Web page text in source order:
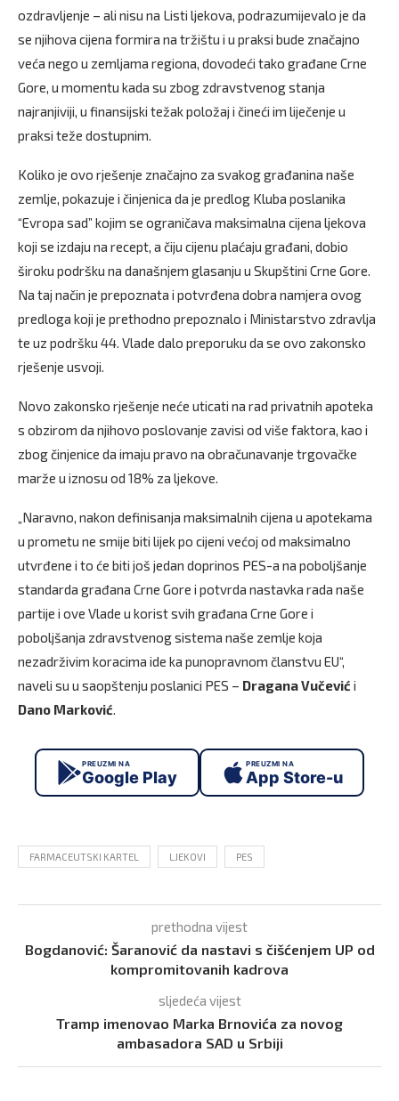
ozdravljenje – ali nisu na Listi ljekova, podrazumijevalo je da
se njihova cijena formira na tržištu i u praksi bude značajno
veća nego u zemljama regiona, dovodeći tako građane Crne
Gore, u momentu kada su zbog zdravstvenog stanja
najranjiviji, u finansijski težak položaj i čineći im liječenje u
praksi teže dostupnim.
Koliko je ovo rješenje značajno za svakog građanina naše
zemlje, pokazuje i činjenica da je predlog Kluba poslanika
“Evropa sad” kojim se ograničava maksimalna cijena ljekova
koji se izdaju na recept, a čiju cijenu plaćaju građani, dobio
široku podršku na današnjem glasanju u Skupštini Crne Gore.
Na taj način je prepoznata i potvrđena dobra namjera ovog
predloga koji je prethodno prepoznalo i Ministarstvo zdravlja
te uz podršku 44. Vlade dalo preporuku da se ovo zakonsko
rješenje usvoji.
Novo zakonsko rješenje neće uticati na rad privatnih apoteka
s obzirom da njihovo poslovanje zavisi od više faktora, kao i
zbog činjenice da imaju pravo na obračunavanje trgovačke
marže u iznosu od 18% za ljekove.
„Naravno, nakon definisanja maksimalnih cijena u apotekama
u prometu ne smije biti lijek po cijeni većoj od maksimalno
utvrđene i to će biti još jedan doprinos PES-a na poboljšanje
standarda građana Crne Gore i potvrda nastavka rada naše
partije i ove Vlade u korist svih građana Crne Gore i
poboljšanja zdravstvenog sistema naše zemlje koja
nezadrživim koracima ide ka punopravnom članstvu EU“,
naveli su u saopštenju poslanici PES – Dragana Vučević i
Dano Marković.
PREUZMI NA
Google Play
PREUZMI NA
App Store-u
FARMACEUTSKI KARTEL LJEKOVI PES
prethodna vijest
Bogdanović: Šaranović da nastavi s čišćenjem UP od
kompromitovanih kadrova
sljedeća vijest
Tramp imenovao Marka Brnovića za novog
ambasadora SAD u Srbiji